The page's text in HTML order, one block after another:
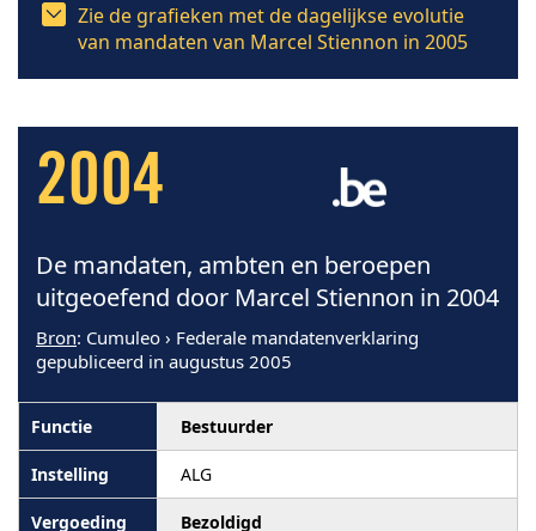
Zie de grafieken met de dagelijkse evolutie
van mandaten van Marcel Stiennon in 2005
2004
De mandaten, ambten en beroepen
uitgeoefend door Marcel Stiennon in 2004
Bron: Cumuleo › Federale mandatenverklaring
gepubliceerd in augustus 2005
Bestuurder
ALG
Bezoldigd